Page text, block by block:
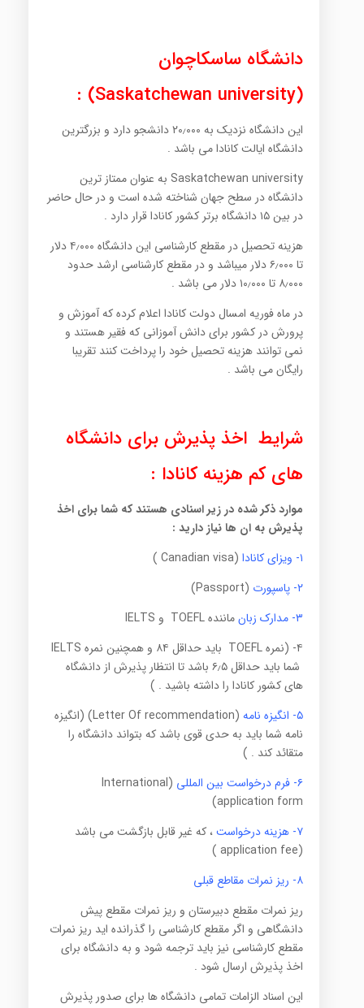
دانشگاه ساسکاچوان
(Saskatchewan university) :
این دانشگاه نزدیک به ۲۰٫۰۰۰ دانشجو دارد و بزرگترین
دانشگاه ایالت کانادا می باشد .
Saskatchewan university به عنوان ممتاز ترین
دانشگاه در سطح جهان شناخته شده است و در حال حاضر
در بین ۱۵ دانشگاه برتر کشور کانادا قرار دارد .
هزینه تحصیل در مقطع کارشناسی این دانشگاه ۴٫۰۰۰ دلار
تا ۶٫۰۰۰ دلار میباشد و در مقطع کارشناسی ارشد حدود
۸٫۰۰۰ تا ۱۰٫۰۰۰ دلار می باشد .
در ماه فوریه امسال دولت کانادا اعلام کرده که آموزش و
پرورش در کشور برای دانش آموزانی که فقیر هستند و
نمی توانند هزینه تحصیل خود را پرداخت کنند تقریبا
رایگان می باشد .
شرایط اخذ پذیرش برای دانشگاه
های کم هزینه کانادا :
موارد ذکر شده در زیر اسنادی هستند که شما برای اخذ
پذیرش به ان ها نیاز دارید :
۱- ویزای کانادا
(Canadian visa )
۲- پاسپورت
(Passport)
۳- مدارک زبان
ماننده TOEFL و IELTS
۴- (نمره TOEFL باید حداقل ۸۴ و همچنین نمره IELTS
شما باید حداقل ۶٫۵ باشد تا انتظار پذیرش از دانشگاه
های کشور کانادا را داشته باشید . )
۵- انگیزه نامه
(Letter Of recommendation) (انگیزه
نامه شما باید به حدی قوی باشد که بتواند دانشگاه را
متقائد کند . )
۶- فرم درخواست بین المللی
(International
application form)
۷- هزینه درخواست
، که غیر قابل بازگشت می باشد
(application fee )
۸- ریز نمرات مقاطع قبلی
ریز نمرات مقطع دبیرستان و ریز نمرات مقطع پیش
دانشگاهی و اگر مقطع کارشناسی را گذرانده اید ریز نمرات
مقطع کارشناسی نیز باید ترجمه شود و به دانشگاه برای
اخذ پذیرش ارسال شود .
این اسناد الزامات تمامی دانشگاه ها برای صدور پذیرش